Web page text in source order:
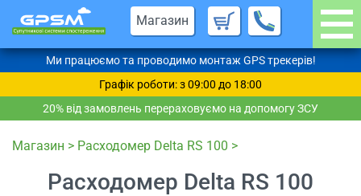
Магазин
Ми працюємо та проводимо монтаж GPS трекерів!
Графік роботи: з 09:00 до 18:00
20% від замовлень перераховуємо на допомогу ЗСУ
Магазин > Расходомер Delta RS 100 >
Расходомер Delta RS 100